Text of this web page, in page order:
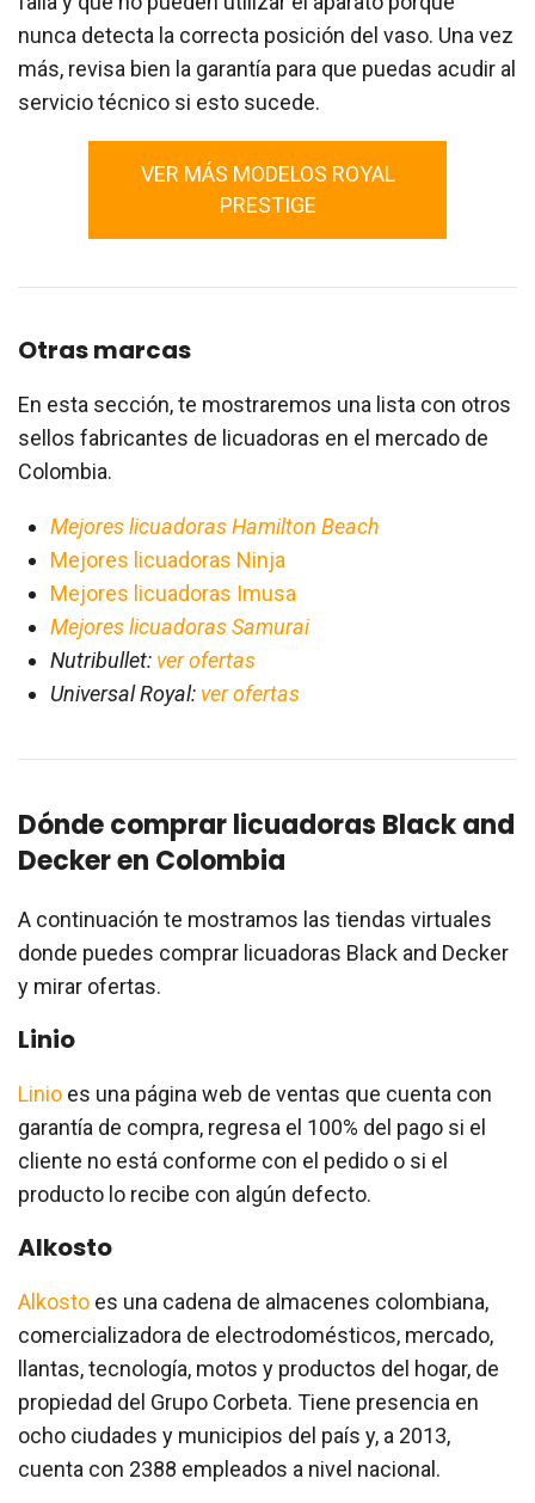
nunca detecta la correcta posición del vaso. Una vez
más, revisa bien la garantía para que puedas acudir al
servicio técnico si esto sucede.
VER MÁS MODELOS ROYAL
PRESTIGE
Otras marcas
En esta sección, te mostraremos una lista con otros
sellos fabricantes de licuadoras en el mercado de
Colombia.
Mejores licuadoras Hamilton Beach
Mejores licuadoras Ninja
Mejores licuadoras Imusa
Mejores licuadoras Samurai
Nutribullet: ver ofertas
Universal Royal: ver ofertas
Dónde comprar licuadoras Black and
Decker en Colombia
A continuación te mostramos las tiendas virtuales
donde puedes comprar licuadoras Black and Decker
y mirar ofertas.
Linio
Linio es una página web de ventas que cuenta con
garantía de compra, regresa el 100% del pago si el
cliente no está conforme con el pedido o si el
producto lo recibe con algún defecto.
Alkosto
Alkosto es una cadena de almacenes colombiana,
comercializadora de electrodomésticos, mercado,
llantas, tecnología, motos y productos del hogar, de
propiedad del Grupo Corbeta. Tiene presencia en
ocho ciudades y municipios del país y, a 2013,
cuenta con 2388 empleados a nivel nacional.